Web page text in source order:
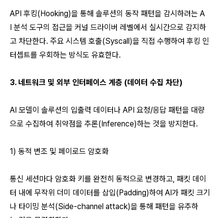
API 후킹(Hooking)을 통해 솔루션의 동작 패턴을 감시하려는 A
I 분석 도구의 접근을 커널 드라이버 레벨에서 실시간으로 감지하
고 차단한다. 주요 시스템 호출(Syscall)을 직접 수행하여 후킹 인
터셉트를 우회하는 방식도 유효한다.
3. 네트워크 및 외부 인터페이스 계층 (데이터 수집 차단)
AI 모델이 솔루션의 입출력 데이터나 API 요청/응답 패턴을 대량
으로 수집하여 취약점을 추론(Inference)하는 것을 방지한다.
1) 동적 변조 및 페이로드 암호화
통신 세션마다 암호화 키를 완전히 동적으로 변경하고, 패킷 데이
터 내에 무작위 더미 데이터를 삽입(Padding)하여 AI가 패킷 크기
나 타이밍 분석(Side-channel attack)을 통해 패턴을 유추하